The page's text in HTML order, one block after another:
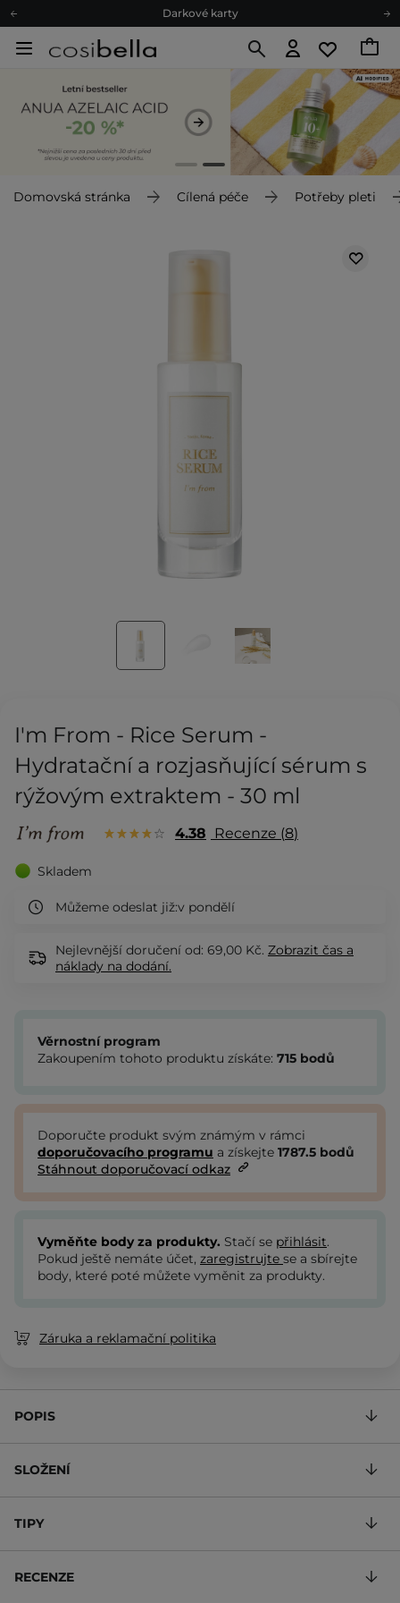
Ekologické balení
Doporučovací Program
Odeslání do 24 hod.
Darkové karty
Ekologické balení
Domovská stránka Cílená péče Potřeby pleti
I'm From - Rice Serum -
Hydratační a rozjasňující sérum s
rýžovým extraktem - 30 ml
4.38 Recenze 8
Skladem
Můžeme odeslat již:v pondělí
Nejlevnější doručení od: 69,00 Kč. Zobrazit čas a
náklady na dodání.
Věrnostní program
Zakoupením tohoto produktu získáte: 715 bodů
Doporučte produkt svým známým v rámci
doporučovacího programu a získejte 1787.5 bodů
Stáhnout doporučovací odkaz
Vyměňte body za produkty. Stačí se přihlásit.
Pokud ještě nemáte účet, zaregistrujte se a sbírejte
body, které poté můžete vyměnit za produkty.
Záruka a reklamační politika
POPIS
SLOŽENÍ
TIPY
RECENZE